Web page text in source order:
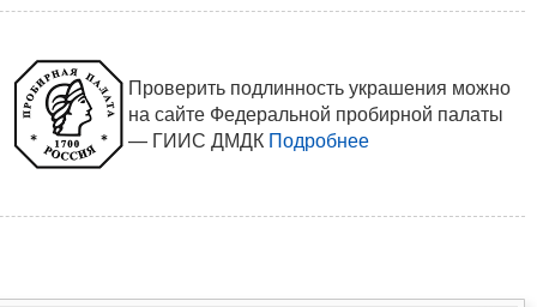
Проверить подлинность украшения можно
на сайте Федеральной пробирной палаты
— ГИИС ДМДК Подробнее